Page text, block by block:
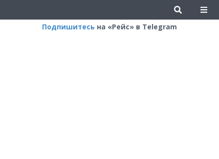
Подпишитесь на «Рейс» в Telegram